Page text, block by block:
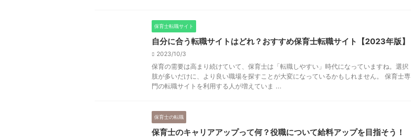
保育士転職サイト
自分に合う転職サイトはどれ？おすすめ保育士転職サイト【2023年版】
2023/10/3
保育の需要は高まり続けていて、保育士は「転職しやすい」時代になっていますね。選択
肢が多いだけに、より良い職場を探すことが大変になっているかもしれません。 保育士専
門の転職サイトを利用する人が増えていま ...
保育士の転職
保育士のキャリアアップって何？役職について給料アップを目指そう！